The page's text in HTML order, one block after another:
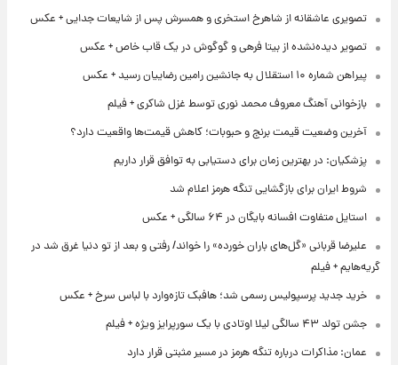
تصویری عاشقانه از شاهرخ استخری و همسرش پس از شایعات جدایی + عکس
تصویر دیده‌نشده از بیتا فرهی و گوگوش در یک قاب خاص + عکس
پیراهن شماره ۱۰ استقلال به جانشین رامین رضاییان رسید + عکس
بازخوانی آهنگ معروف محمد نوری توسط غزل شاکری + فیلم
آخرین وضعیت قیمت برنج و حبوبات؛ کاهش قیمت‌ها واقعیت دارد؟
پزشکیان: در بهترین زمان برای دستیابی به توافق قرار داریم
شروط ایران برای بازگشایی تنگه هرمز اعلام شد
استایل متفاوت افسانه بایگان در ۶۴ سالگی + عکس
علیرضا قربانی «گل‌های باران خورده» را خواند/ رفتی و بعد از تو دنیا غرق شد در
گریه‌هایم + فیلم
خرید جدید پرسپولیس رسمی شد؛ هافبک تازه‌وارد با لباس سرخ + عکس
جشن تولد ۴۳ سالگی لیلا اوتادی با یک سورپرایز ویژه + فیلم
عمان: مذاکرات درباره تنگه هرمز در مسیر مثبتی قرار دارد